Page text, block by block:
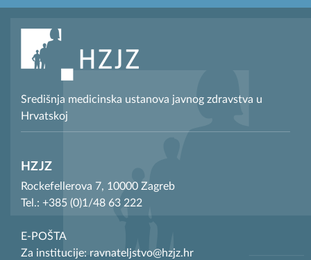
Središnja medicinska ustanova javnog zdravstva u
Hrvatskoj
HZJZ
Rockefellerova 7, 10000 Zagreb
Tel.: +385 (0)1/48 63 222
E-POŠTA
Za institucije: ravnateljstvo@hzjz.hr